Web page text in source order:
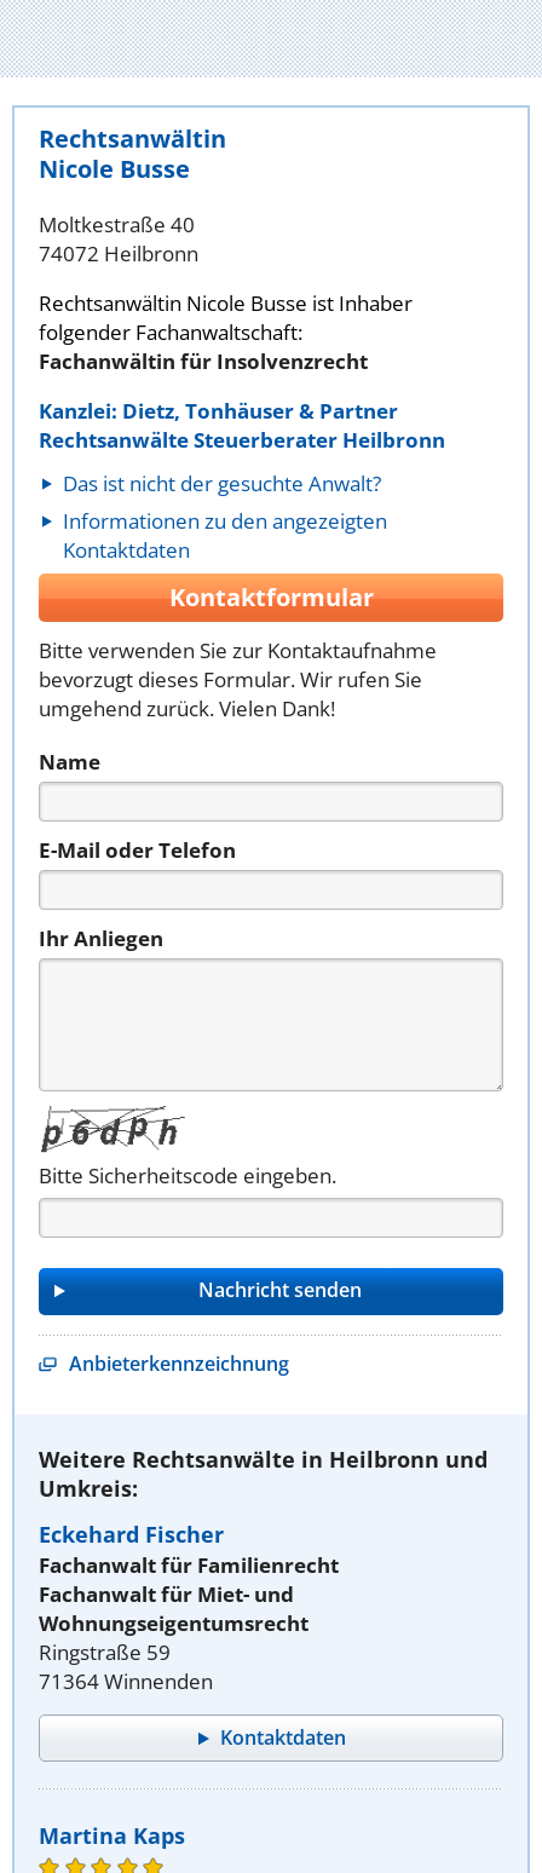
Rechtsanwältin
Nicole Busse
Moltkestraße 40
74072 Heilbronn
Rechtsanwältin Nicole Busse ist Inhaber
folgender Fachanwaltschaft:
Fachanwältin für Insolvenzrecht
Kanzlei: Dietz, Tonhäuser & Partner
Rechtsanwälte Steuerberater Heilbronn
Das ist nicht der gesuchte Anwalt?
Informationen zu den angezeigten
Kontaktdaten
Kontaktformular
Bitte verwenden Sie zur Kontaktaufnahme
bevorzugt dieses Formular. Wir rufen Sie
umgehend zurück. Vielen Dank!
Name
E-Mail oder Telefon
Ihr Anliegen
Bitte Sicherheitscode eingeben.
Anbieterkennzeichnung
Weitere Rechtsanwälte in Heilbronn und
Umkreis:
Eckehard Fischer
Fachanwalt für Familienrecht
Fachanwalt für Miet- und
Wohnungseigentumsrecht
Ringstraße 59
71364 Winnenden
Kontaktdaten
Martina Kaps